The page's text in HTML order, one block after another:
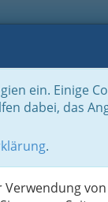
BRANCHEN
ein. Einige
dabei, das
.
von